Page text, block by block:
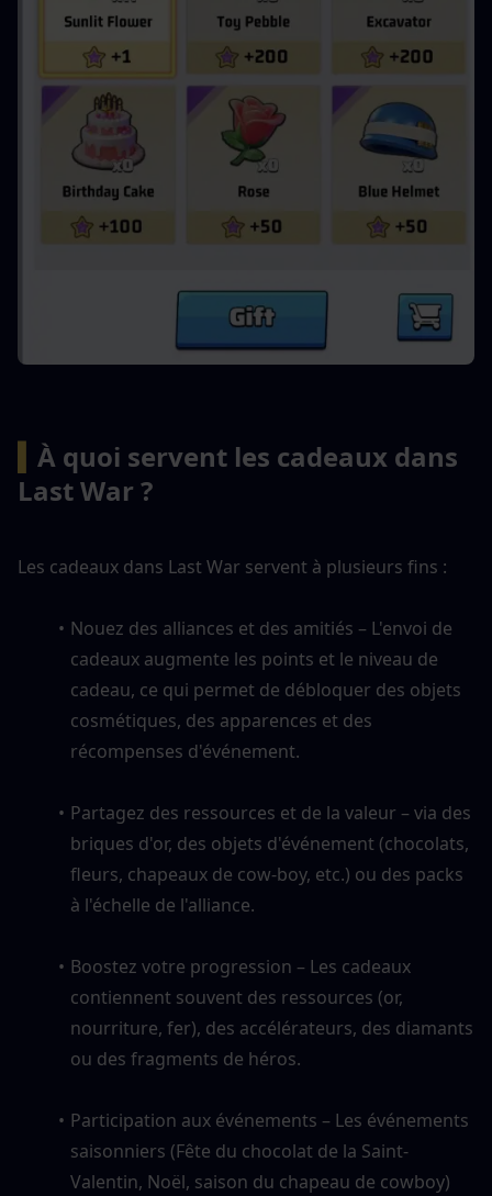
À quoi servent les cadeaux dans
Last War ?
Les cadeaux dans Last War servent à plusieurs fins :
Nouez des alliances et des amitiés – L'envoi de
cadeaux augmente les points et le niveau de
cadeau, ce qui permet de débloquer des objets
cosmétiques, des apparences et des
récompenses d'événement.
Partagez des ressources et de la valeur – via des
briques d'or, des objets d'événement (chocolats,
fleurs, chapeaux de cow-boy, etc.) ou des packs
à l'échelle de l'alliance.
Boostez votre progression – Les cadeaux
contiennent souvent des ressources (or,
nourriture, fer), des accélérateurs, des diamants
ou des fragments de héros.
Participation aux événements – Les événements
saisonniers (Fête du chocolat de la Saint-
Valentin, Noël, saison du chapeau de cowboy)